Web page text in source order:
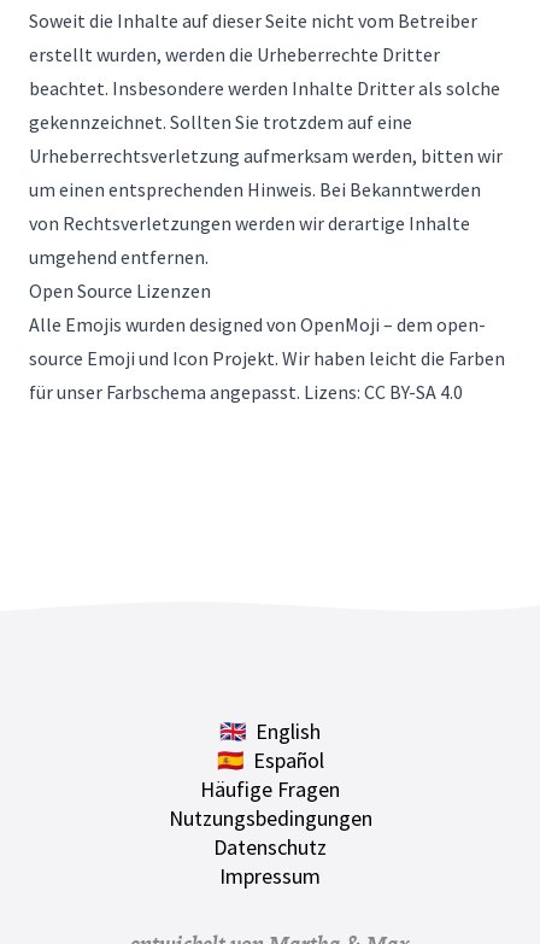
Soweit die Inhalte auf dieser Seite nicht vom Betreiber
erstellt wurden, werden die Urheberrechte Dritter
beachtet. Insbesondere werden Inhalte Dritter als solche
gekennzeichnet. Sollten Sie trotzdem auf eine
Urheberrechtsverletzung aufmerksam werden, bitten wir
um einen entsprechenden Hinweis. Bei Bekanntwerden
von Rechtsverletzungen werden wir derartige Inhalte
umgehend entfernen.
Open Source Lizenzen
Alle Emojis wurden designed von OpenMoji – dem open-
source Emoji und Icon Projekt. Wir haben leicht die Farben
für unser Farbschema angepasst. Lizens: CC BY-SA 4.0
🇬🇧 English
🇪🇸 Español
Häufige Fragen
Nutzungsbedingungen
Datenschutz
Impressum